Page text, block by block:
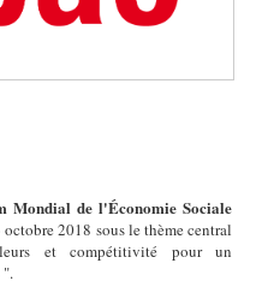
Mondial de l'Économie Sociale
2018 sous le thème central
et compétitivité pour un
".